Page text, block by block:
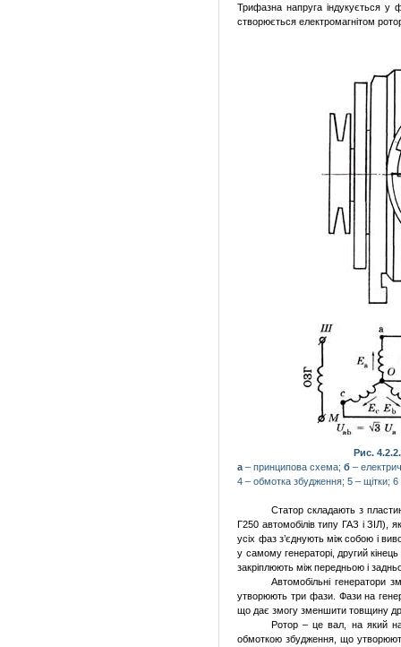
Трифазна напруга індукується у
створюється електромагнітом
Рис.
а – принциповасхема;б –
4 – обмотказбудження;5– щітки;6
Статор складають з
Г250 автомобілів типу ГАЗ і ЗІЛ),
усіх фаз з’єднують між собою і
у самому генераторі, другий
закріплюють між передньою і
Автомобільні генератори
утворюють три фази. Фази на
що дає змогу зменшити товщину
Ротор – це вал, на який
обмоткою збудження, що